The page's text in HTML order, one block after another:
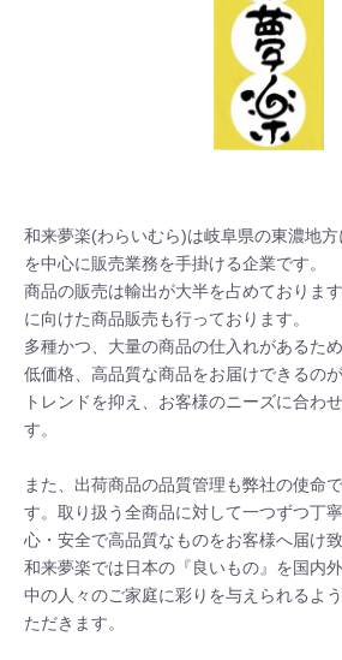
和来夢楽(わらいむら)は岐阜県の東濃地
を中心に販売業務を手掛ける企業です。
商品の販売は輸出が大半を占めておりま
に向けた商品販売も行っております。
多種かつ、大量の商品の仕入れがあるた
低価格、高品質な商品をお届けできるの
トレンドを抑え、お客様のニーズに合わ
す。
また、出荷商品の品質管理も弊社の使命
す。取り扱う全商品に対して一つずつ丁
心・安全で高品質なものをお客様へ届け致
和来夢楽では日本の『良いもの』を国内
中の人々のご家庭に彩りを与えられるよ
ただきます。